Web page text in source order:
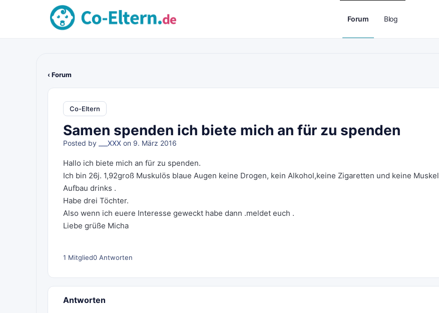
Forum Blog
‹ Forum
Co-Eltern
Samen spenden ich biete mich an für zu spenden
Posted by ___XXX on 9. März 2016
Hallo ich biete mich an für zu spenden.
Ich bin 26j. 1,92groß Muskulös blaue Augen keine Drogen, kein Alkohol,keine Zigaretten und keine Muskel
Aufbau drinks .
Habe drei Töchter.
Also wenn ich euere Interesse geweckt habe dann .meldet euch .
Liebe grüße Micha
1 Mitglied0 Antworten
Antworten